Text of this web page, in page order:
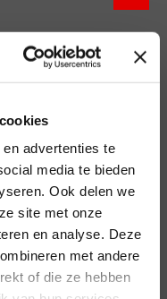
advertenties te
media te bieden
Ook delen we
site met onze
en analyse. Deze
met andere
of die ze hebben